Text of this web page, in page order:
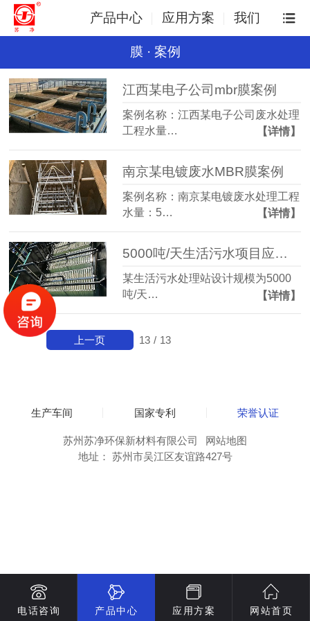
产品中心 应用方案 我们
膜 · 案例
江西某电子公司mbr膜案例
案例名称：江西某电子公司废水处理
工程水量…
【详情】
南京某电镀废水MBR膜案例
案例名称：南京某电镀废水处理工程
水量：5…
【详情】
5000吨/天生活污水项目应用A²O+MBBR+MBR工艺
某生活污水处理站设计规模为5000
吨/天…
【详情】
13 / 13
上一页
生产车间 国家专利 荣誉认证
苏州苏净环保新材料有限公司
网站地图
地址： 苏州市吴江区友谊路427号
电话咨询 产品中心 应用方案 网站首页